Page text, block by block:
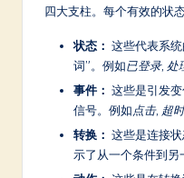
四大支柱。每个有效的状
状态： 这些代表系
词”。例如已登录, 处
事件： 这些是引发
信号。例如点击, 超时
转换： 这些是连接
示了从一个条件到另